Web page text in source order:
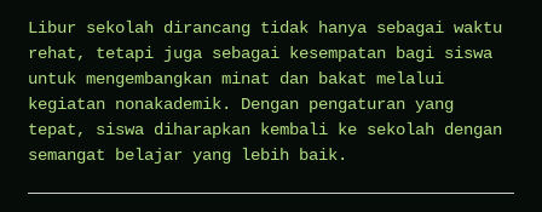
Libur sekolah dirancang tidak hanya sebagai waktu
rehat, tetapi juga sebagai kesempatan bagi siswa
untuk mengembangkan minat dan bakat melalui
kegiatan nonakademik. Dengan pengaturan yang
tepat, siswa diharapkan kembali ke sekolah dengan
semangat belajar yang lebih baik.